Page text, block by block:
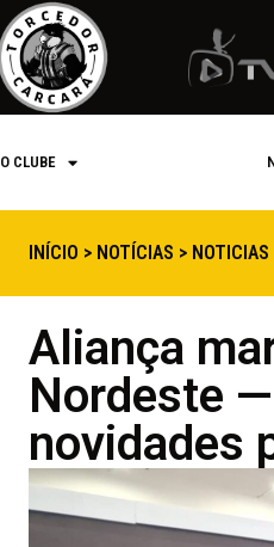
O CLUBE
INÍCIO > NOTÍCIAS > NOTICIAS
Aliança
Nordeste
novidades